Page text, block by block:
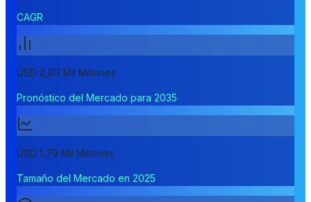
CAGR
USD 2,89 Mil Millones
Pronóstico del Mercado para 2035
USD 1,79 Mil Millones
Tamaño del Mercado en 2025